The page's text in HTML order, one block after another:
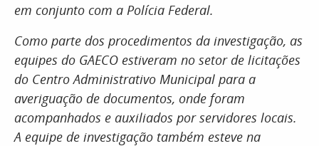
em conjunto com a Polícia Federal.
Como parte dos procedimentos da investigação, as
equipes do GAECO estiveram no setor de licitações
do Centro Administrativo Municipal para a
averiguação de documentos, onde foram
acompanhados e auxiliados por servidores locais.
A equipe de investigação também esteve na